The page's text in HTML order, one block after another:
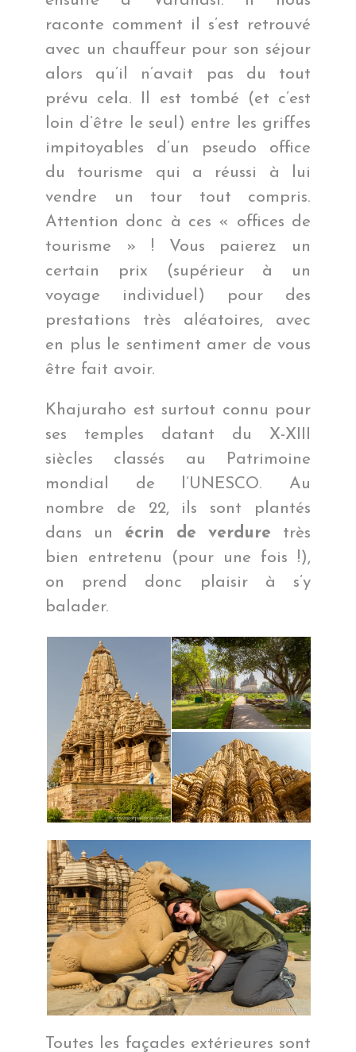
raconte comment il s’est retrouvé
avec un chauffeur pour son séjour
alors qu’il n’avait pas du tout
prévu cela. Il est tombé (et c’est
loin d’être le seul) entre les griffes
impitoyables d’un pseudo office
du tourisme qui a réussi à lui
vendre un tour tout compris.
Attention donc à ces « offices de
tourisme » ! Vous paierez un
certain prix (supérieur à un
voyage individuel) pour des
prestations très aléatoires, avec
en plus le sentiment amer de vous
être fait avoir.
Khajuraho est surtout connu pour
ses temples datant du X-XIII
siècles classés au Patrimoine
mondial de l’UNESCO. Au
nombre de 22, ils sont plantés
dans un écrin de verdure très
bien entretenu (pour une fois !),
on prend donc plaisir à s’y
balader.
Toutes les façades extérieures sont